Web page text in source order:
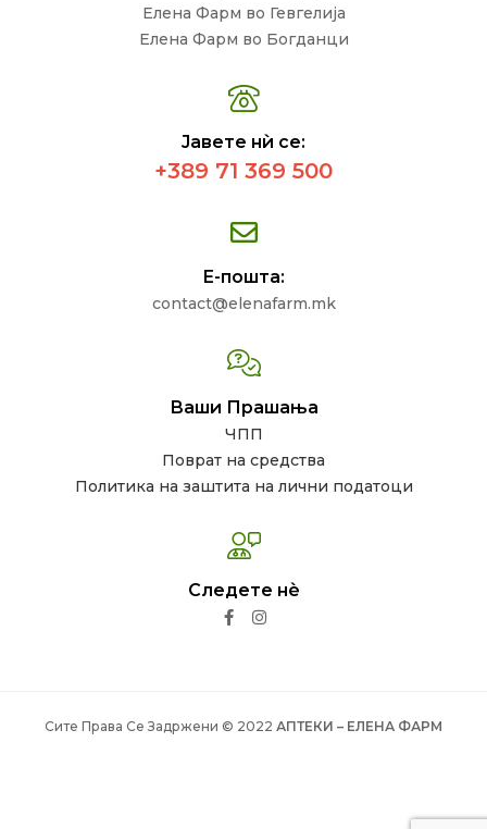
Елена Фарм во Гевгелија
Елена Фарм во Богданци
Јавете нѝ се:
+389 71 369 500
Е-пошта:
contact@elenafarm.mk
Ваши Прашања
ЧПП
Поврат на средства
Политика на заштита на лични податоци
Следете нѐ
Сите Права Се Задржени © 2022 АПТЕКИ – ЕЛЕНА ФАРМ